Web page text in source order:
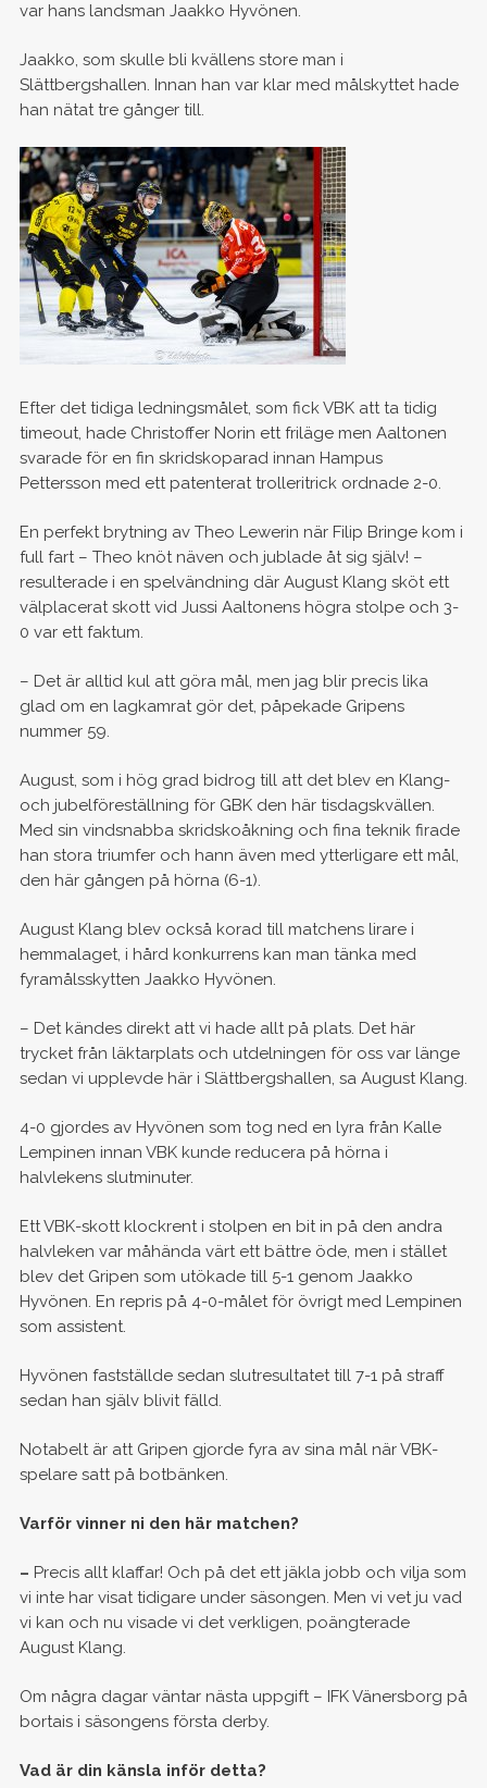
var hans landsman Jaakko Hyvönen.
Jaakko, som skulle bli kvällens store man i
Slättbergshallen. Innan han var klar med målskyttet hade
han nätat tre gånger till.
Efter det tidiga ledningsmålet, som fick VBK att ta tidig
timeout, hade Christoffer Norin ett friläge men Aaltonen
svarade för en fin skridskoparad innan Hampus
Pettersson med ett patenterat trolleritrick ordnade 2-0.
En perfekt brytning av Theo Lewerin när Filip Bringe kom i
full fart – Theo knöt näven och jublade åt sig själv! –
resulterade i en spelvändning där August Klang sköt ett
välplacerat skott vid Jussi Aaltonens högra stolpe och 3-
0 var ett faktum.
– Det är alltid kul att göra mål, men jag blir precis lika
glad om en lagkamrat gör det, påpekade Gripens
nummer 59.
August, som i hög grad bidrog till att det blev en Klang-
och jubelföreställning för GBK den här tisdagskvällen.
Med sin vindsnabba skridskoåkning och fina teknik firade
han stora triumfer och hann även med ytterligare ett mål,
den här gången på hörna (6-1).
August Klang blev också korad till matchens lirare i
hemmalaget, i hård konkurrens kan man tänka med
fyramålsskytten Jaakko Hyvönen.
– Det kändes direkt att vi hade allt på plats. Det här
trycket från läktarplats och utdelningen för oss var länge
sedan vi upplevde här i Slättbergshallen, sa August Klang.
4-0 gjordes av Hyvönen som tog ned en lyra från Kalle
Lempinen innan VBK kunde reducera på hörna i
halvlekens slutminuter.
Ett VBK-skott klockrent i stolpen en bit in på den andra
halvleken var måhända värt ett bättre öde, men i stället
blev det Gripen som utökade till 5-1 genom Jaakko
Hyvönen. En repris på 4-0-målet för övrigt med Lempinen
som assistent.
Hyvönen fastställde sedan slutresultatet till 7-1 på straff
sedan han själv blivit fälld.
Notabelt är att Gripen gjorde fyra av sina mål när VBK-
spelare satt på botbänken.
Varför vinner ni den här matchen?
– Precis allt klaffar! Och på det ett jäkla jobb och vilja som
vi inte har visat tidigare under säsongen. Men vi vet ju vad
vi kan och nu visade vi det verkligen, poängterade
August Klang.
Om några dagar väntar nästa uppgift – IFK Vänersborg på
bortais i säsongens första derby.
Vad är din känsla inför detta?